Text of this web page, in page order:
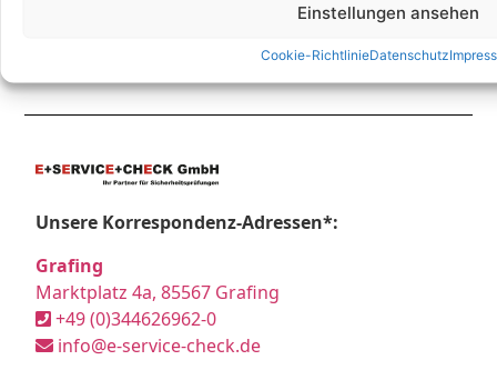
Einstellungen ansehen
Cookie-RichtlinieDatenschutz
Unsere Korrespondenz-Adressen*:
Grafing
Marktplatz 4a, 85567 Grafing
+49 (0)344626962-0
info@e-service-check.de